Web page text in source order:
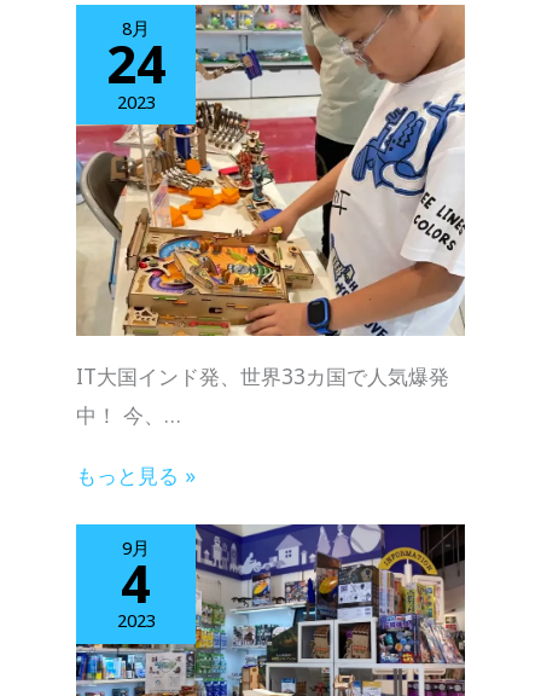
8月
24
2023
IT大国インド発、世界33カ国で人気爆発
中！ 今、…
もっと見る »
9月
4
2023